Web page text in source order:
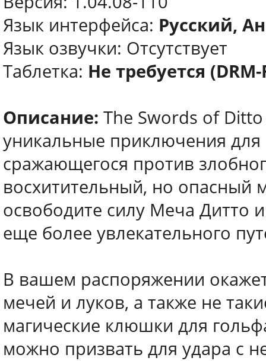
Язык интерфейса: Русский,
Язык озвучки: Отсутствует
Таблетка: Не требуется
Описание: The Swords of
уникальные приключения для
сражающегося против
восхитительный, но опасный
освободите силу Меча Дитто
еще более увлекательного
В вашем распоряжении
мечей и луков, а также не
магические клюшки для
можно призвать для удара с